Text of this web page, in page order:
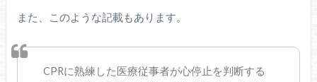
また、このような記載もあります。
CPRに熟練した医療従事者が心停止を判断する